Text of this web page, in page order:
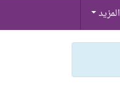
المزيد